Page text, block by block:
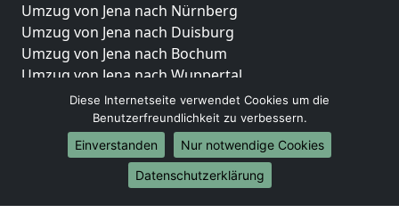
Umzug von Jena nach Nürnberg
Umzug von Jena nach Duisburg
Umzug von Jena nach Bochum
Umzug von Jena nach Wuppertal
Umzug von Jena nach Bielefeld
Umzug von Jena nach Bonn
Umzug von Jena nach Münster
Internationale-Umzüge
Umzug von Jena nach Brasilien
Diese Internetseite verwendet Cookies um die
Benutzerfreundlichkeit zu verbessern.
Einverstanden
Nur notwendige Cookies
Datenschutzerklärung